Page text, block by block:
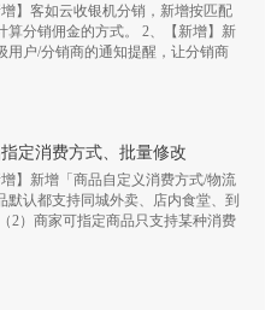
】客如云收银机分销，新增按匹配
算分销佣金的方式。 2、【新增】新
用户/分销商的通知提醒，让分销商
定消费方式、批量修改
】新增「商品自定义消费方式/物流
默认都支持同城外卖、店内食堂、到
2）商家可指定商品只支持某种消费